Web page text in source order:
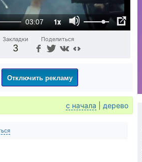
03:07 1x
Закладки
3
Поделиться
Отключить рекламу
с начала дерево